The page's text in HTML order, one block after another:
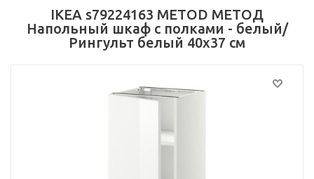
IKEA s79224163 METOD МЕТОД
Напольный шкаф с полками - белый/
Рингульт белый 40x37 см